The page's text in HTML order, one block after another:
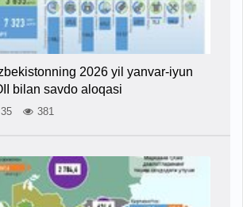
2026 yil yanvar-iyun
bilan savdo aloqasi
381